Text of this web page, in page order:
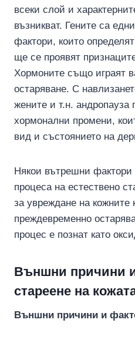
всеки слой и
възникват. Гените са
фактори, които
ще се проявят
Хормоните също играят
остаряване. С
жените и т.н.
хормонални промени,
вид и състоянието на
Някои вътрешни фактори
процеса на естествено
за увреждане на кожните
преждевременно
процес е познат като
Външни причини
стареене на
Външни причини и